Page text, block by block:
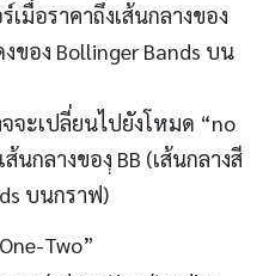
มื่อราคาถึงเส้นกลางของ
งของ Bollinger Bands บน
ะเปลี่ยนไปยังโหมด “no
นกลางของฺฺ BB (เส้นกลางสี
บนกราฟ)
Two”